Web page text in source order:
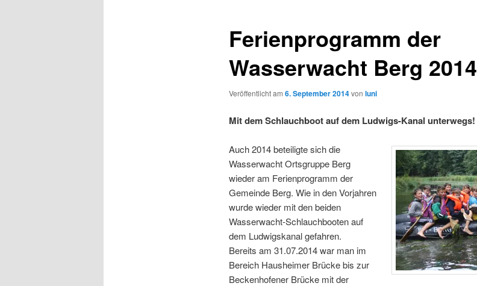
Ferienprogramm der
Wasserwacht Berg 2014
Veröffentlicht am 6. September 2014von luni
Mit dem Schlauchboot auf dem Ludwigs-Kanal unterwegs!
Auch 2014 beteiligte sich die
Wasserwacht Ortsgruppe Berg
wieder am Ferienprogramm der
Gemeinde Berg. Wie in den Vorjahren
wurde wieder mit den beiden
Wasserwacht-Schlauchbooten auf
dem Ludwigskanal gefahren.
Bereits am 31.07.2014 war man im
Bereich Hausheimer Brücke bis zur
Beckenhofener Brücke mit der